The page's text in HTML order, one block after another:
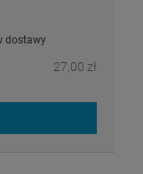
dostawy
27,00 zł